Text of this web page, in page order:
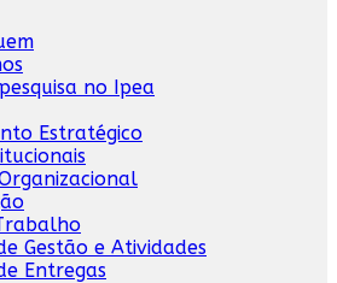
no Ipea
Estratégico
Gestão e Atividades
Entregas